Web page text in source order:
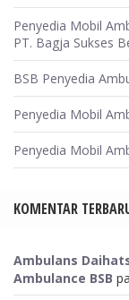
Penyedia Mobil
PT. Bagja Sukses
BSB Penyedia
Penyedia Mobil
Penyedia Mobil
KOMENTAR
Ambulans
Ambulance BSB